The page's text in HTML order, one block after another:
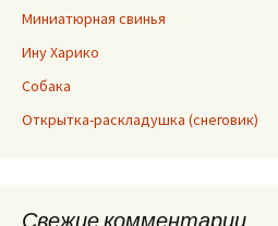
Миниатюрная свинья
Ину Харико
Собака
Открытка-раскладушка (снеговик)
Свежие комментарии